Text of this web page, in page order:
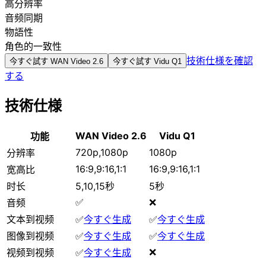
高分辨率
音频同期
物語性
角色的一致性
今すぐ試す WAN Video 2.6 今すぐ試す Vidu Q1 技術仕様を確認
する
技術仕様
功能 WAN Video 2.6
Vidu Q1
分辨率
720p,1080p
1080p
宽高比
16:9,9:16,1:1
16:9,9:16,1:1
时长
5,10,15秒
5秒
音频
✅
❌
文本到视频
✅今すぐ生成 ✅今すぐ生成
图像到视频
✅今すぐ生成 ✅今すぐ生成
视频到视频
✅今すぐ生成
❌